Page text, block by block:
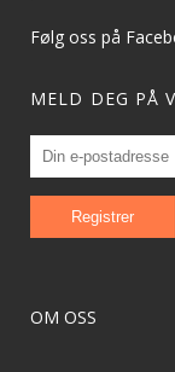
Følg oss på
MELD DEG PÅ
OM OSS